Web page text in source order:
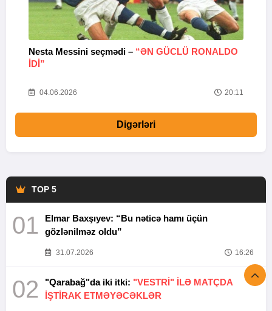
Nesta Messini seçmədi – “ƏN GÜCLÜ RONALDO
IDI”
04.06.2026 20:11
Digərləri
TOP 5
01
Elmar Baxşıyev: “Bu nəticə hamı üçün
gözlənilməz oldu”
31.07.2026 16:26
02 "Qarabağ"da iki itki: "VESTRİ" İLƏ MATÇDA
İŞTİRAK ETMƏYƏCƏKLƏR